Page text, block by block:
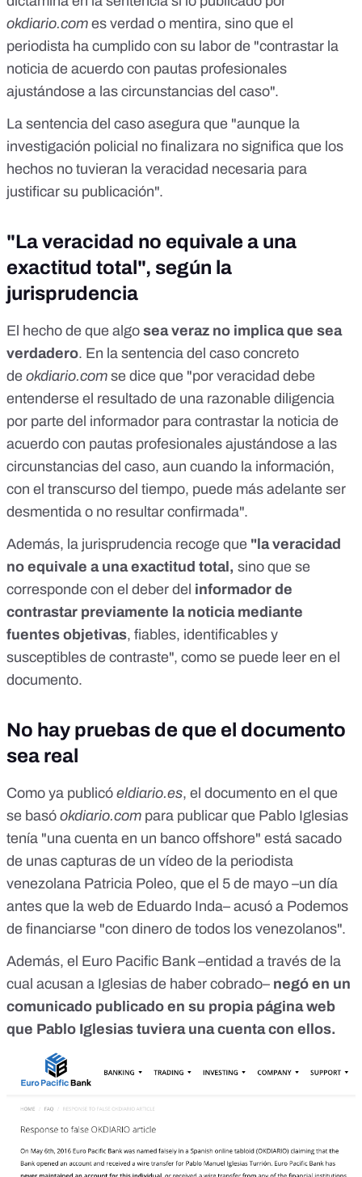
okdiario.com es verdad o mentira, sino que el
periodista ha cumplido con su labor de "contrastar la
noticia de acuerdo con pautas profesionales
ajustándose a las circunstancias del caso".
La sentencia del caso asegura que "aunque la
investigación policial no finalizara no significa que los
hechos no tuvieran la veracidad necesaria para
justificar su publicación".
"La veracidad no equivale a una
exactitud total", según la
jurisprudencia
El hecho de que algo sea veraz no implica que sea
verdadero. En la sentencia del caso concreto
de okdiario.com se dice que "por veracidad debe
entenderse el resultado de una razonable diligencia
por parte del informador para contrastar la noticia de
acuerdo con pautas profesionales ajustándose a las
circunstancias del caso, aun cuando la información,
con el transcurso del tiempo, puede más adelante ser
desmentida o no resultar confirmada".
Además, la jurisprudencia recoge que "la veracidad
no equivale a una exactitud total, sino que se
corresponde con el deber del informador de
contrastar previamente la noticia mediante
fuentes objetivas, fiables, identificables y
susceptibles de contraste", como se puede leer en el
documento.
No hay pruebas de que el documento
sea real
Como ya publicó eldiario.es, el documento en el que
se basó okdiario.com para publicar que Pablo Iglesias
tenía "una cuenta en un banco offshore" está sacado
de unas capturas de un vídeo de la periodista
venezolana Patricia Poleo, que el 5 de mayo –un día
antes que la web de Eduardo Inda– acusó a Podemos
de financiarse "con dinero de todos los venezolanos".
Además, el Euro Pacific Bank –entidad a través de la
cual acusan a Iglesias de haber cobrado– negó en un
comunicado publicado en su propia página web
que Pablo Iglesias tuviera una cuenta con ellos.